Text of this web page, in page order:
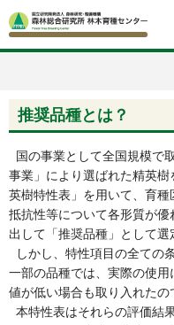
推奨品種とは？
国の事業として全国規模で
事業」により選ばれた精英
英樹特性表」を用いて、育種
抵抗性等について各形質が
出して「推奨品種」として選
しかし、特性項目の全ての
一部の品種では、実際の使
値が低い場合も取り入れたの
本特性表はそれらの評価結